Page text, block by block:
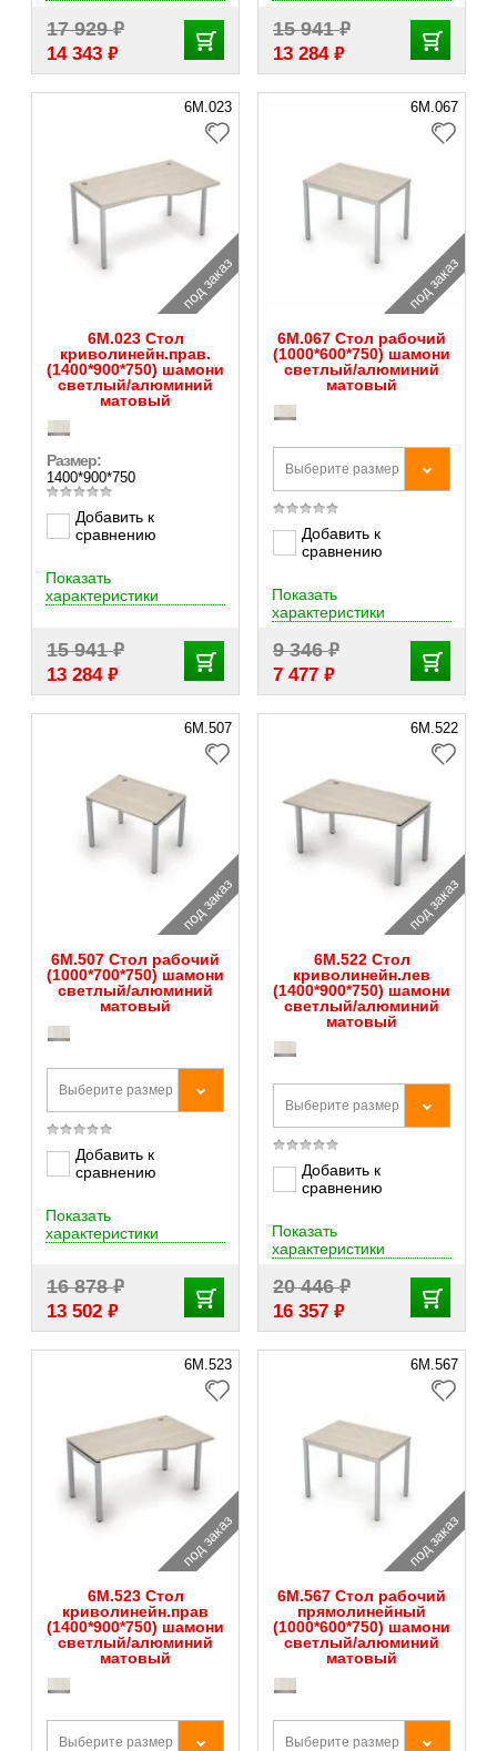
17 929₽
14 343 ₽
15 941₽
13 284 ₽
6М.023
под заказ
6М.023 Стол
криволинейн.прав.
(1400*900*750) шамони
светлый/алюминий
матовый
Размер:
1400*900*750
Добавить к
сравнению
15 941₽
13 284 ₽
Показать
характеристики
6М.067
под заказ
6М.067 Стол рабочий
(1000*600*750) шамони
светлый/алюминий
матовый
Выберите размер
Добавить к
сравнению
9 346₽
7 477 ₽
Показать
характеристики
6М.507
под заказ
6М.507 Стол рабочий
(1000*700*750) шамони
светлый/алюминий
матовый
Выберите размер
Добавить к
сравнению
16 878₽
13 502 ₽
Показать
характеристики
6М.522
под заказ
6М.522 Стол
криволинейн.лев
(1400*900*750) шамони
светлый/алюминий
матовый
Выберите размер
Добавить к
сравнению
20 446₽
16 357 ₽
Показать
характеристики
6М.523
под заказ
6М.523 Стол
криволинейн.прав
(1400*900*750) шамони
светлый/алюминий
матовый
Выберите размер
6М.567
под заказ
6М.567 Стол рабочий
прямолинейный
(1000*600*750) шамони
светлый/алюминий
матовый
Выберите размер